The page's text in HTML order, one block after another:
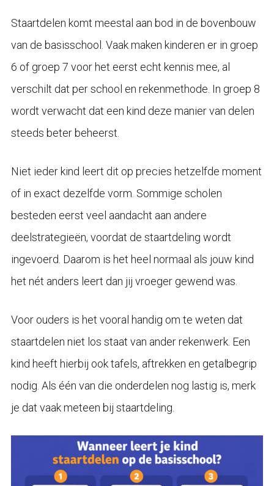
Staartdelen komt meestal aan bod in de bovenbouw
van de basisschool. Vaak maken kinderen er in groep
6 of groep 7 voor het eerst echt kennis mee, al
verschilt dat per school en rekenmethode. In groep 8
wordt verwacht dat een kind deze manier van delen
steeds beter beheerst.
Niet ieder kind leert dit op precies hetzelfde moment
of in exact dezelfde vorm. Sommige scholen
besteden eerst veel aandacht aan andere
deelstrategieën, voordat de staartdeling wordt
ingevoerd. Daarom is het heel normaal als jouw kind
het nét anders leert dan jij vroeger gewend was.
Voor ouders is het vooral handig om te weten dat
staartdelen niet los staat van ander rekenwerk. Een
kind heeft hierbij ook tafels, aftrekken en getalbegrip
nodig. Als één van die onderdelen nog lastig is, merk
je dat vaak meteen bij staartdeling.